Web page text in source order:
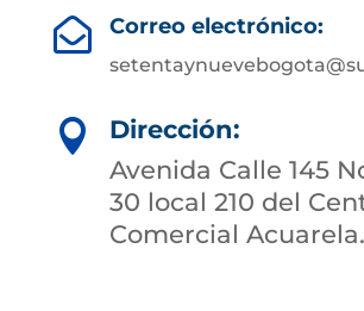
 Correo electrónico:

Dirección:
Avenida Calle 145
30 local 210 del
Comercial Acuarela.